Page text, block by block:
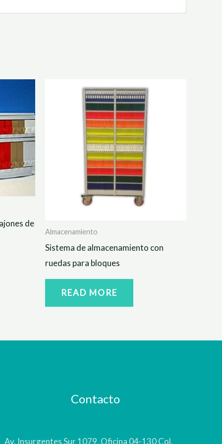
de
Almacenamiento
Sistema de almacenamiento con
ruedas para bloques
READ MORE
Contacto
Av. Insurgentes Sur 1079, Oficina 04-130 Col.